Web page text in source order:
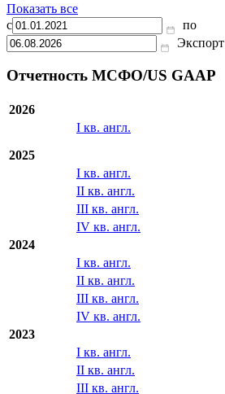
Показать все
с
по
Экспорт
Отчетность МСФО/US GAAP
2026
I кв. англ.
2025
I кв. англ.
II кв. англ.
III кв. англ.
IV кв. англ.
2024
I кв. англ.
II кв. англ.
III кв. англ.
IV кв. англ.
2023
I кв. англ.
II кв. англ.
III кв. англ.